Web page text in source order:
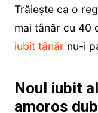
Trăiește ca o
mai tânăr cu 40
iubit tânărnu-i
Noul iubit
amoros